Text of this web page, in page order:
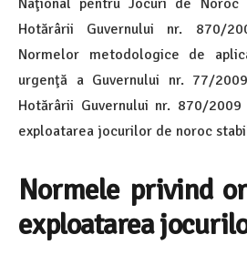
Hotărârii Guvernului nr. 870/
Normelor metodologice de
urgenţă a Guvernului nr. 77/
Hotărârii Guvernului nr. 870/
exploatarea jocurilor de noroc
Normele privind
exploatarea